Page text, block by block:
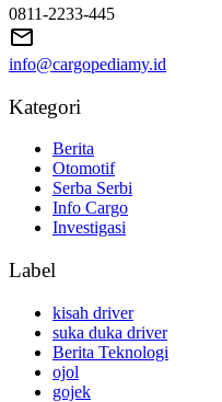
0811-2233-445
info@cargopediamy.id
Kategori
Berita
Otomotif
Serba Serbi
Info Cargo
Investigasi
Label
kisah driver
suka duka driver
Berita Teknologi
ojol
gojek